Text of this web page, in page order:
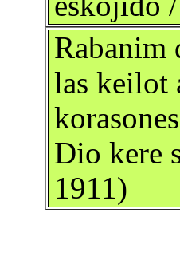
Rabanim
las keilot
Dio kere
1911)